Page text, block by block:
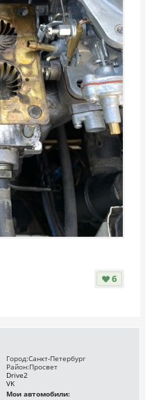
6
Город:Санкт-Петербург
Район:Просвет
Drive2
VK
Мои автомобили: